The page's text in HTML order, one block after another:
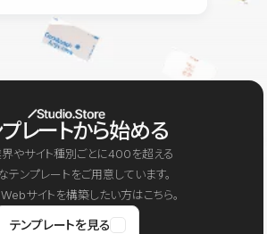
レートから始める
界やサイト種別ごとに400を超える
テンプレートをご用意しています。
サイトを構築したい方はこちら。
テンプレートを見る